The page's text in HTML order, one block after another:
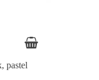
pastel